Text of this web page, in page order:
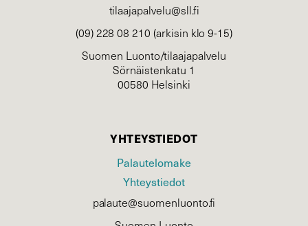
tilaajapalvelu@sll.fi
(09) 228 08 210 (arkisin klo 9-15)
Suomen Luonto/tilaajapalvelu
Sörnäistenkatu 1
00580 Helsinki
YHTEYSTIEDOT
Palautelomake
Yhteystiedot
palaute@suomenluonto.fi